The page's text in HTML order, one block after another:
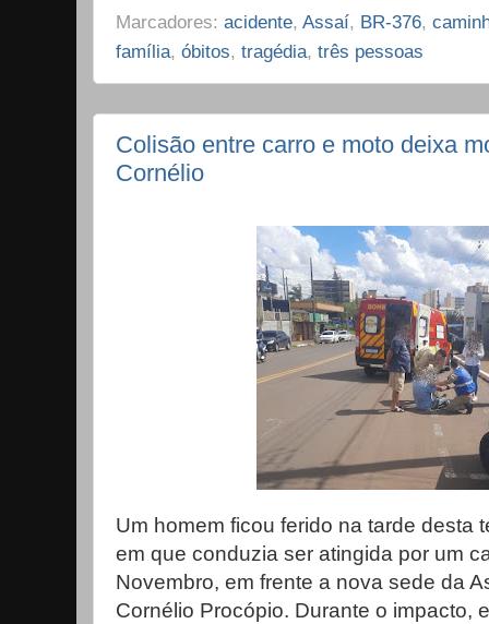
Marcadores: acidente, Assaí, BR-376,
família, óbitos, tragédia, três pessoas
Colisão entre carro e moto deixa
Cornélio
Um homem ficou ferido na tarde desta
em que conduzia ser atingida por um
Novembro, em frente a nova sede da
Cornélio Procópio. Durante o impacto,